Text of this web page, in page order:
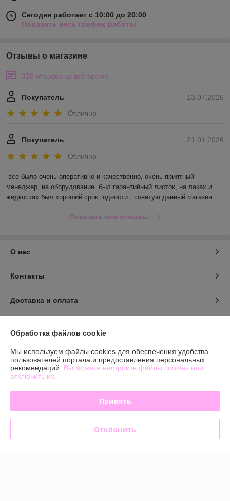
Сегодня работает с 10:00 до 20:00
Показать весь график работы
Отзывы о магазине
328 отзывов за всё время
13.07.2026
Покупатель
Отлично
21.01.2026
Покупатель
Отлично
все было очень оперативно и качественно, очень приятный
менеджер, на оборудование  был гарантийный листок, на лаках и
жидкостях был хороший срок годности , советую данный магазин
Показать все отзывы
О нас
Контакты
Доставка и оплата
Полная версия сайта
Политика обработки cookies
Обработка файлов cookie
Мы используем файлы cookies для обеспечения удобства
пользователей портала и предоставления персональных
рекомендаций. Вы можете настроить файлы cookies или
отключить их.
Принять
Отклонить